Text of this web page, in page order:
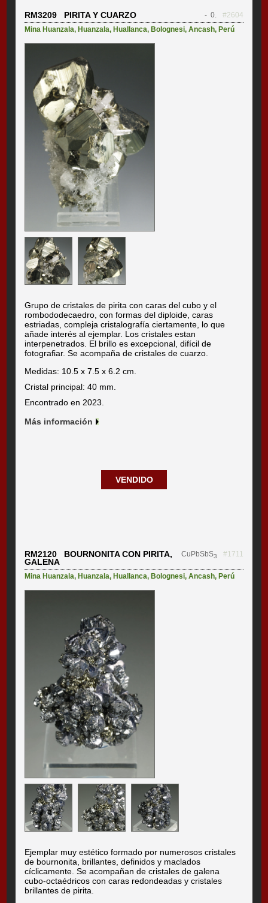
RM3209 PIRITA Y CUARZO - 0.
#2604
Mina Huanzala, Huanzala, Huallanca, Bolognesi,Ancash, Perú
Grupo de cristales de pirita con caras del cubo y el
rombododecaedro, con formas del diploide, caras
estriadas, compleja cristalografía ciertamente, lo que
añade interés al ejemplar. Los cristales estan
interpenetrados. El brillo es excepcional, difícil de
fotografiar. Se acompaña de cristales de cuarzo.
Medidas: 10.5 x 7.5 x 6.2 cm.
Cristal principal: 40 mm.
Encontrado en 2023.
Más información
VENDIDO
RM2120 BOURNONITA CON PIRITA,
GALENA
CuPbSbS3 #1711
Mina Huanzala, Huanzala, Huallanca, Bolognesi,Ancash, Perú
Ejemplar muy estético formado por numerosos cristales
de bournonita, brillantes, definidos y maclados
cíclicamente. Se acompañan de cristales de galena
cubo-octaédricos con caras redondeadas y cristales
brillantes de pirita.